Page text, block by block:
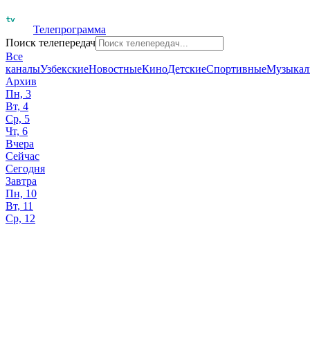
Телепрограмма
Поиск телепередач
Все
каналыУзбекскиеНовостныеКиноДетскиеСпортивные
Архив
Пн, 3
Вт, 4
Ср, 5
Чт, 6
Вчера
Сейчас
Сегодня
Завтра
Пн, 10
Вт, 11
Ср, 12